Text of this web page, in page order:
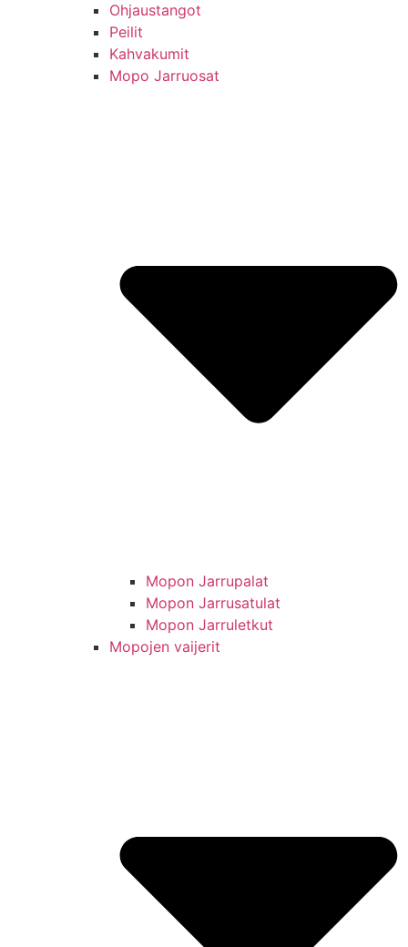
Ohjaustangot
Peilit
Kahvakumit
Mopo Jarruosat
Mopon Jarrupalat
Mopon Jarrusatulat
Mopon Jarruletkut
Mopojen vaijerit